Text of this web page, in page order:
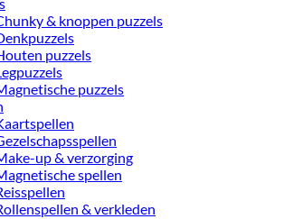
& knoppen puzzels
puzzels
puzzels
up & verzorging
spellen
& verkleden